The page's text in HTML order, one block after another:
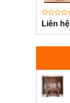
Được
xếp
hạng
5
Liên hệ